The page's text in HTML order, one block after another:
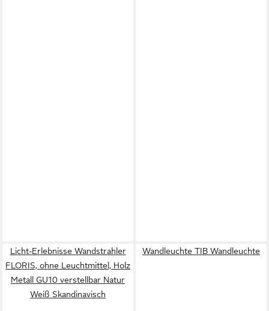
Licht-Erlebnisse Wandstrahler
FLORIS, ohne Leuchtmittel, Holz
Metall GU10 verstellbar Natur
Weiß Skandinavisch
Wandleuchte TIB Wandleuchte